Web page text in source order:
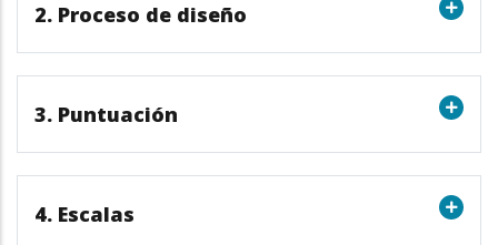
2. Proceso de diseño
3. Puntuación
4. Escalas